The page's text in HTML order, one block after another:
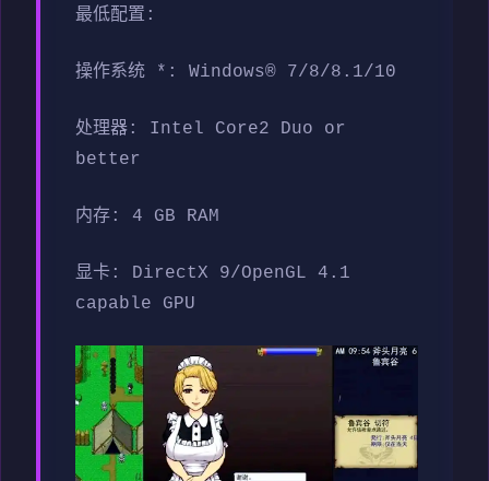
最低配置:
操作系统 *: Windows® 7/8/8.1/10
处理器: Intel Core2 Duo or
better
内存: 4 GB RAM
显卡: DirectX 9/OpenGL 4.1
capable GPU